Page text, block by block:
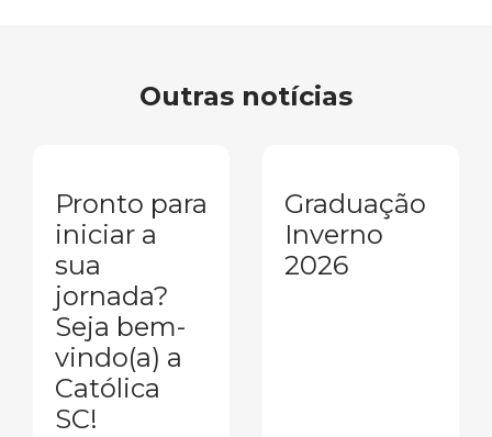
Outras notícias
Pronto para
iniciar a
sua
jornada?
Seja bem-
vindo(a) a
Católica
SC!
Graduação
Inverno
2026